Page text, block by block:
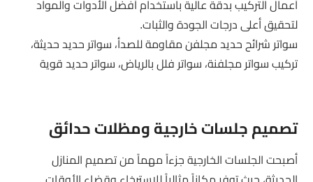
أعمال التركيب بدقة عالية باستخدام أفضل الأدوات والمواد
لتحقيق أعلى درجات الجودة والثبات.
سواتر شرائح حديد مجلفن مقاومة للصدأ، سواتر حديد حديثة،
تركيب سواتر مجلفنة، سواتر فلل بالرياض، سواتر حديد قوية
تصميم جلسات خارجية ومظلات حدائق
أصبحت الجلسات الخارجية جزءاً مهماً من تصميم المنازل